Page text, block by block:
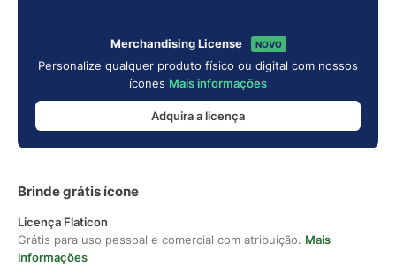
Merchandising License NOVO
Personalize qualquer produto físico ou digital com nossos
ícones Mais informações
Adquira a licença
Brinde grátis ícone
Licença Flaticon
Grátis para uso pessoal e comercial com atribuição. Mais
informações